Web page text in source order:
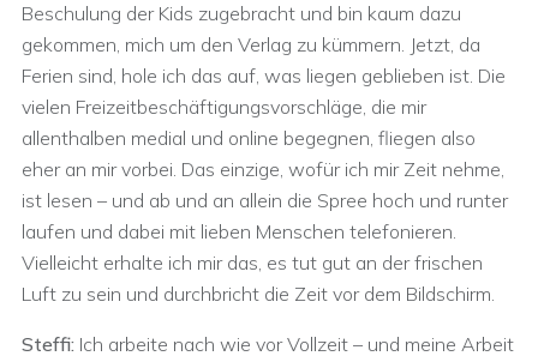
Beschulung der Kids zugebracht und bin kaum dazu
gekommen, mich um den Verlag zu kümmern. Jetzt, da
Ferien sind, hole ich das auf, was liegen geblieben ist. Die
vielen Freizeitbeschäftigungsvorschläge, die mir
allenthalben medial und online begegnen, fliegen also
eher an mir vorbei. Das einzige, wofür ich mir Zeit nehme,
ist lesen – und ab und an allein die Spree hoch und runter
laufen und dabei mit lieben Menschen telefonieren.
Vielleicht erhalte ich mir das, es tut gut an der frischen
Luft zu sein und durchbricht die Zeit vor dem Bildschirm.
Steffi: Ich arbeite nach wie vor Vollzeit – und meine Arbeit